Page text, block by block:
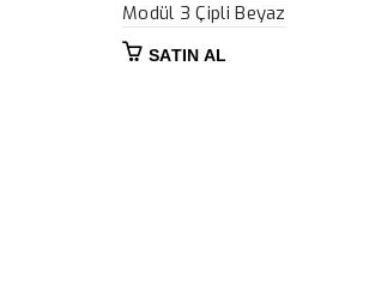
Modül 3 Çipli Beyaz
SATIN AL